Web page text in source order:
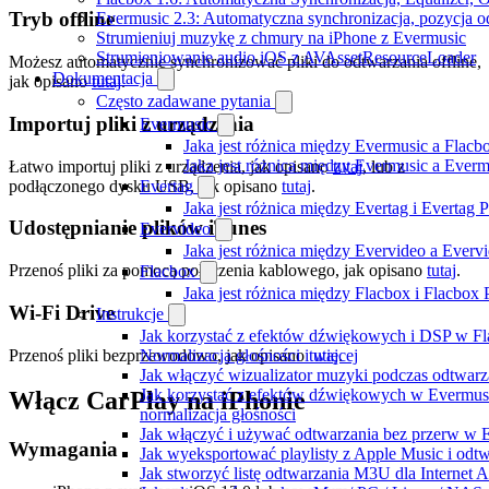
Evermusic 2.3: Automatyczna synchronizacja, pozycja
Strumieniuj muzykę z chmury na iPhone z Evermusic
Strumieniowanie audio iOS z AVAssetResourceLoader
Dokumentacja
Często zadawane pytania
Evermusic
Jaka jest różnica między Evermusic a
Jaka jest różnica między Evermusic a
Evertag
Jaka jest różnica między Evertag i Evertag
Evervideo
Jaka jest różnica między Evervideo a
Flacbox
Jaka jest różnica między Flacbox i Flacbox
Instrukcje
Jak korzystać z efektów dźwiękowych i DSP w
Normalizacja głośności i więcej
Jak włączyć wizualizator muzyki podczas
Jak korzystać z efektów dźwiękowych w
normalizacja głośności
Jak włączyć i używać odtwarzania bez przerw w
Jak wyeksportować playlisty z Apple Music i
Jak stworzyć listę odtwarzania M3U dla Internet
Tryb offline
Możesz automatycznie synchronizować pliki do odtwarzania offline,
jak opisanotutaj.
Importuj pliki z urządzenia
Łatwo importuj pliki z urządzenia, jak opisanotutaj, lub z
podłączonego dysku USB, jak opisano tutaj.
Udostępnianie plików iTunes
Przenoś pliki za pomocą połączenia kablowego, jak opisano tutaj.
Wi-Fi Drive
Przenoś pliki bezprzewodowo, jak opisanotutaj.
Włącz CarPlay na iPhonie
Wymagania